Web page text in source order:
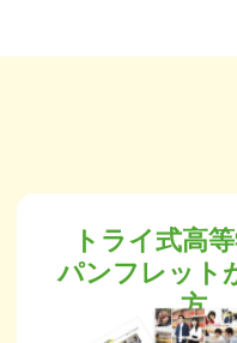
トライ式高
パンフレット
方